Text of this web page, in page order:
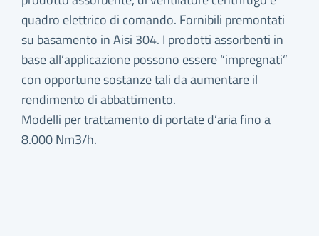
quadro elettrico di comando. Fornibili premontati
su basamento in Aisi 304. I prodotti assorbenti in
base all’applicazione possono essere “impregnati”
con opportune sostanze tali da aumentare il
rendimento di abbattimento.
Modelli per trattamento di portate d’aria fino a
8.000 Nm3/h.